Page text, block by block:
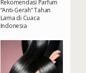
Rekomendasi Parfum
“Anti-Gerah” Tahan
Lama di Cuaca
Indonesia